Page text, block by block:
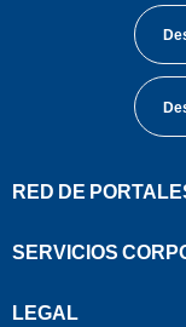
RED DE
SERVICIOS
LEGAL